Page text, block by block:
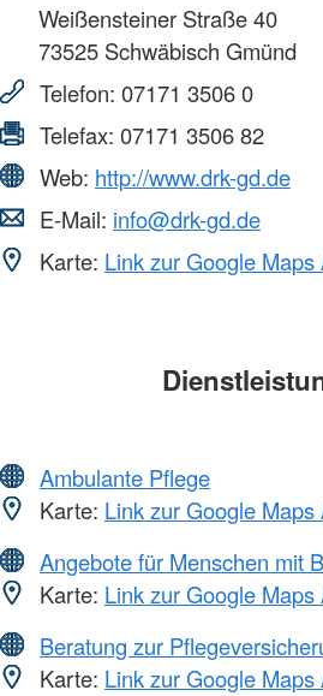
Weißensteiner Straße 40
73525 Schwäbisch Gmünd
Telefon: 07171 3506 0
Telefax: 07171 3506 82
Web: http://www.drk-gd.de
E-Mail: info@drk-gd.de
Karte: Link zur Google Maps
Ambulante Pflege
Karte: Link zur Google Maps
Angebote für Menschen mit
Karte: Link zur Google Maps
Beratung zur
Karte: Link zur Google Maps